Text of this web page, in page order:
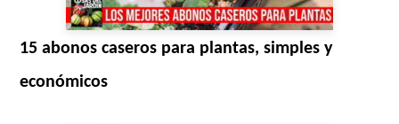
15 abonos caseros para plantas, simples y
económicos